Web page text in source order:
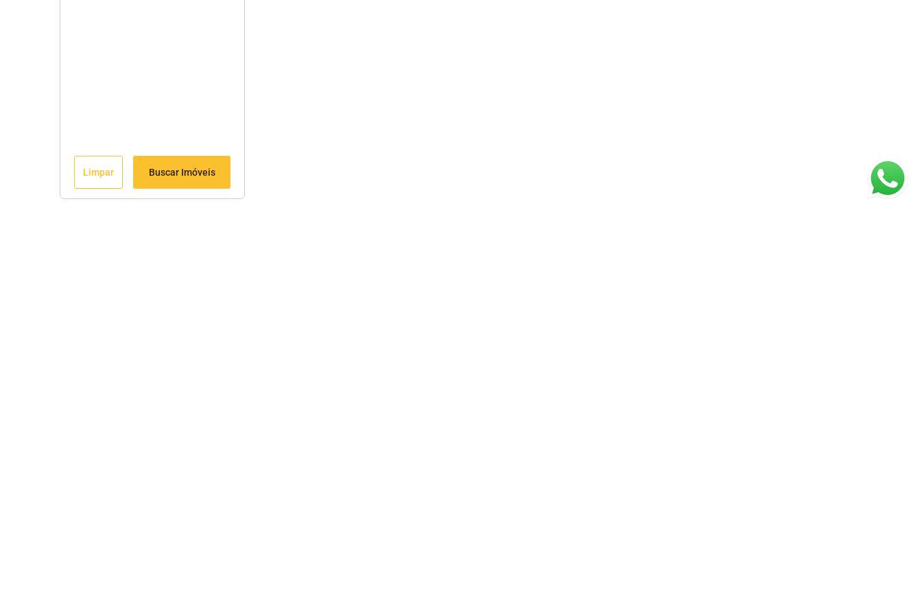
Limpar Buscar Imóveis